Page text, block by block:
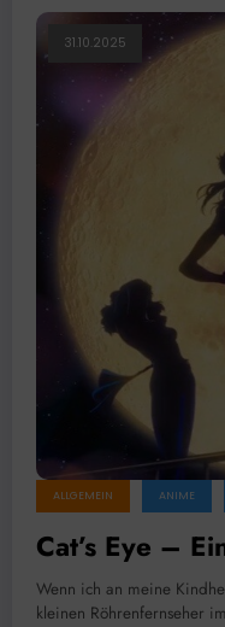
31.10.2025
ALLGEMEIN ANIME
Cat’s Eye –
Wenn ich an meine
kleinen Röhrenfernseher